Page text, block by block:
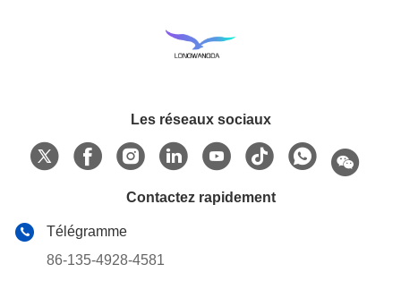
Les réseaux sociaux
Contactez rapidement
Télégramme
86-135-4928-4581